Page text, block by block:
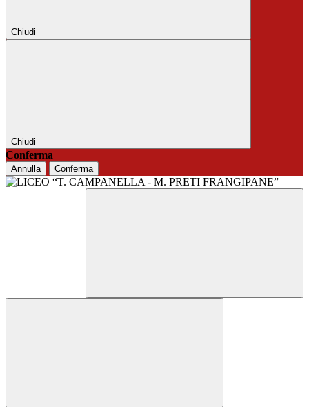
Chiudi
Chiudi
Conferma
Annulla Conferma